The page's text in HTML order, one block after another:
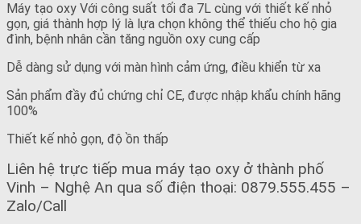
Máy tạo oxy Với công suất tối đa 7L cùng với thiết kế nhỏ
gọn, giá thành hợp lý là lựa chọn không thể thiếu cho hộ gia
đình, bệnh nhân cần tăng nguồn oxy cung cấp
Dễ dàng sử dụng với màn hình cảm ứng, điều khiển từ xa
Sản phẩm đầy đủ chứng chỉ CE, được nhập khẩu chính hãng
100%
Thiết kế nhỏ gọn, độ ồn thấp
Liên hệ trực tiếp mua máy tạo oxy ở thành phố
Vinh – Nghệ An qua số điện thoại: 0879.555.455 –
Zalo/Call